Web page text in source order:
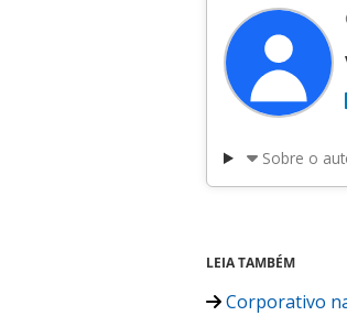
Sobre o
LEIA TAMBÉM
Corporativo